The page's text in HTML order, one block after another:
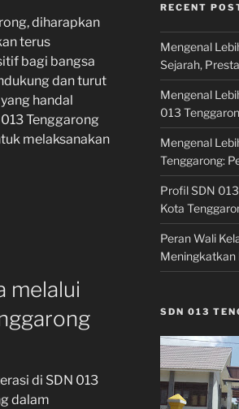
diharapkan
terus
bagi bangsa
dan turut
handal
Tenggarong
melaksanakan
melalui
di SDN 013
dalam
RECENT
Mengenal
Sejarah,
Mengenal
013
Mengenal
Tenggarong:
Profil SDN
Kota
Peran Wali
Meningkatkan
SDN 013